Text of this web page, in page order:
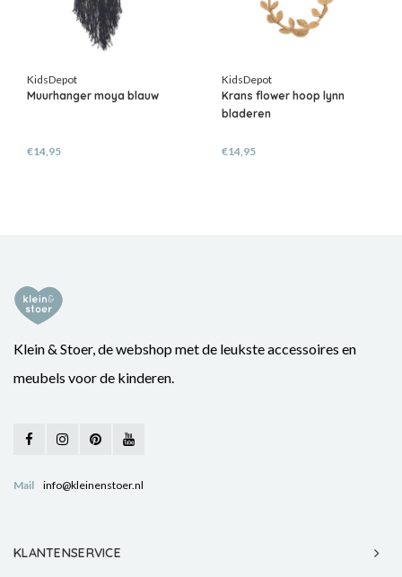
KidsDepot
Muurhanger moya blauw
€14,95
KidsDepot
Krans flower hoop lynn
bladeren
€14,95
Klein & Stoer, de webshop met de leukste accessoires en
meubels voor de kinderen.
Mail info@kleinenstoer.nl
KLANTENSERVICE